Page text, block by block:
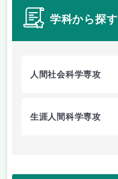
学科から探す
人間社会科学専攻
生涯人間科学専攻